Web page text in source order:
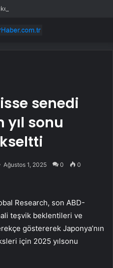
senedi
yıl sonu
Ağustos 1, 2025 0 0
Research, son ABD-
teşvik beklentileri ve
göstererek Japonya’nın
için 2025 yılsonu